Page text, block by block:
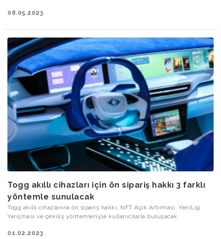
08.05.2023
Togg akıllı cihazları için ön sipariş hakkı 3 farklı
yöntemle sunulacak
Togg akıllı cihazlarına ön sipariş hakkı, NFT Açık Artırması, YeniLig
Yarışması ve çekiliş yöntemleriyle kullanıcılarla buluşacak.
01.02.2023